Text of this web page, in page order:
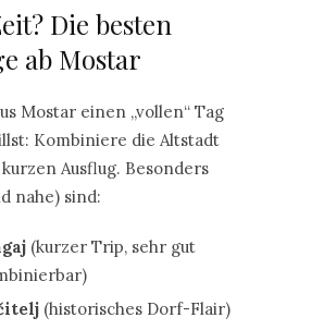
Die besten
ab Mostar
Mostar einen „vollen“ Tag
Kombiniere die Altstadt
Ausflug. Besonders
nahe) sind:
(kurzer Trip, sehr gut
(historisches Dorf-Flair)